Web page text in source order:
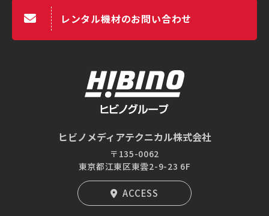
レンタル機材のお問い合わせ
ヒビノメディアテクニカル株式会社
〒135-0062
東京都江東区東雲2-9-23 6F
ACCESS